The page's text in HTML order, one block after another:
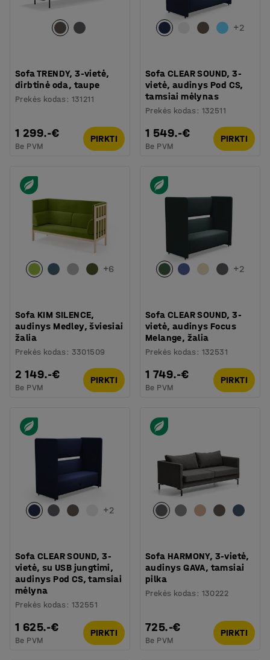
Sofa TRENDY, 3-vietė,
dirbtinė oda, taupe
Prekės kodas : 131211
1 299.-€
Be PVM
PIRKTI
+2
Sofa CLEAR SOUND, 3-
vietė, audinys Pod CS,
tamsiai mėlynas
Prekės kodas : 132511
1 549.-€
Be PVM
PIRKTI
+6
Sofa KIM SILENCE,
audinys Medley, šviesiai
žalia
Prekės kodas : 3301509
2 149.-€
Be PVM
PIRKTI
+2
Sofa CLEAR SOUND, 3-
vietė, audinys Focus
Melange, žalia
Prekės kodas : 132531
1 749.-€
Be PVM
PIRKTI
+2
Sofa CLEAR SOUND, 3-
vietė, su USB jungtimi,
audinys Pod CS, tamsiai
mėlyna
Prekės kodas : 132551
1 625.-€
Be PVM
PIRKTI
Sofa HARMONY, 3-vietė,
audinys GAVA, tamsiai
pilka
Prekės kodas : 130222
725.-€
Be PVM
PIRKTI